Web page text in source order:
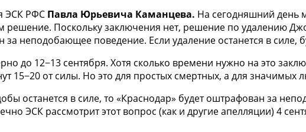
ЭСК РФС Павла Юрьевича Каманцева. На сегодняшний день
Поскольку заключения нет, решение по удалению
за неподобающее поведение. Если удаление останется в
до 12−13 сентября. Хотя сколько времени нужно на это
15−20 от силы. Но это для простых смертных, а для значимых
останется в силе, то «Краснодар» будет оштрафован за
ЭСК рассмотрит этот вопрос (как и другие апелляции) 4